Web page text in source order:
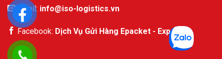
Email: info@iso-logistics.vn
Facebook: Dịch Vụ Gửi Hàng Epacket - Express